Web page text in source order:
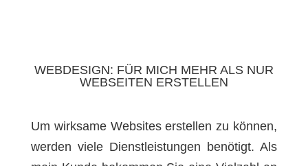
WEBDESIGN: FÜR MICH MEHR ALS NUR
WEBSEITEN ERSTELLEN
Um wirksame Websites erstellen zu können,
werden viele Dienstleistungen benötigt. Als